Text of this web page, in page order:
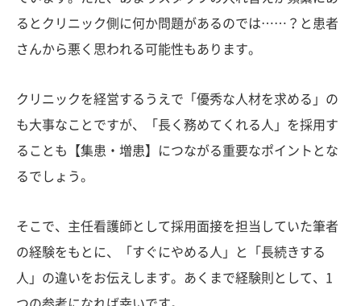
るとクリニック側に何か問題があるのでは……？と患者
さんから悪く思われる可能性もあります。
クリニックを経営するうえで「優秀な人材を求める」の
も大事なことですが、「長く務めてくれる人」を採用す
ることも【集患・増患】につながる重要なポイントとな
るでしょう。
そこで、主任看護師として採用面接を担当していた筆者
の経験をもとに、「すぐにやめる人」と「長続きする
人」の違いをお伝えします。あくまで経験則として、1
つの参考になれば幸いです。